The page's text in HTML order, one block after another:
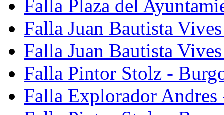
Falla Plaza del
Falla Juan Bautista
Falla Juan Bautista
Falla Pintor Stolz -
Falla Explorador Andres